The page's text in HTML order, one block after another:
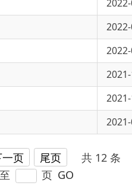
情防控指挥部发布重要提示
2021-11-06
步加强新冠肺炎疫情防控消毒工
2021-09-10
尾页 共 12 条
新公网安备65302402000101号
联系电话：0908-4621030法